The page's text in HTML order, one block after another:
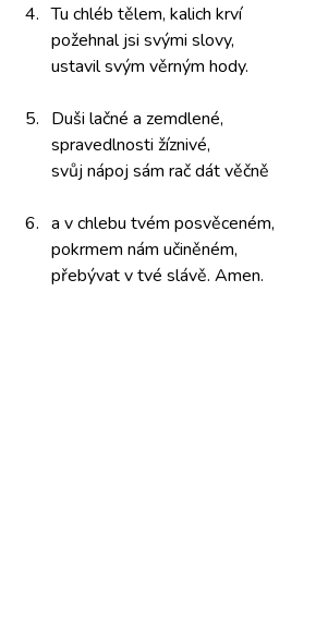
4. Tu chléb tělem, kalich krví
požehnal jsi svými slovy,
ustavil svým věrným hody.
5. Duši lačné a zemdlené,
spravedlnosti žíznivé,
svůj nápoj sám račdát věčně
6. a v chlebu tvém posvěceném,
pokrmem nám učiněném,
přebývat v tvé slávě. Amen.